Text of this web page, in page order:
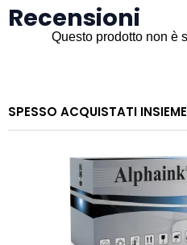
Recensioni
SPESSO ACQUISTATI INSIEME